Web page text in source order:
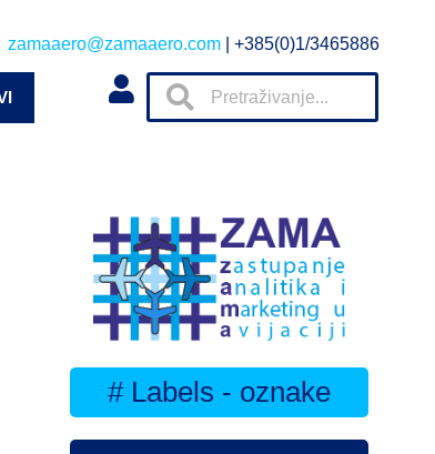
zamaaero@zamaaero.com | +385(0)1/3465886
# Labels - oznake